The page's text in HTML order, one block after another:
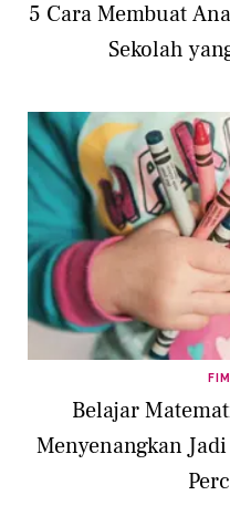
5 Cara Membuat
Sekolah
Belajar
Menyenangkan